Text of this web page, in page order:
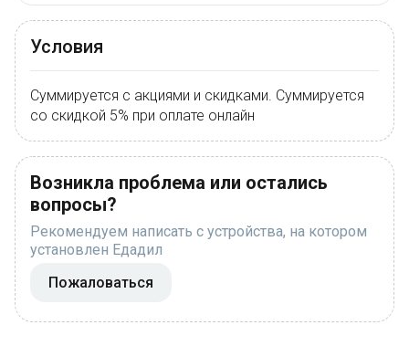
Условия
Суммируется с акциями и скидками. Суммируется
со скидкой 5% при оплате онлайн
Возникла проблема или остались
вопросы?
Рекомендуем написать с устройства, на котором
установлен Едадил
Пожаловаться